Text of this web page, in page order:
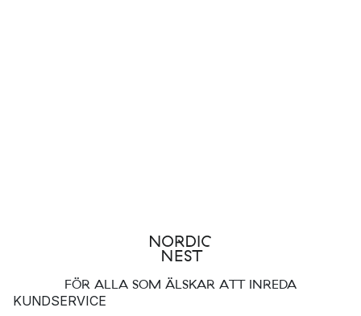
FÖR ALLA SOM ÄLSKAR ATT INREDA
KUNDSERVICE